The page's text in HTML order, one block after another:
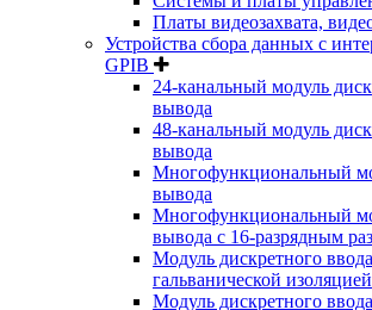
Платы видеозахвата,
Устройства сбора данных с
GPIB
24-канальный модуль
вывода
48-канальный модуль
вывода
Многофункциональный
вывода
Многофункциональный
вывода c 16-разрядным
Модуль дискретного
гальванической изоляцией
Модуль дискретного